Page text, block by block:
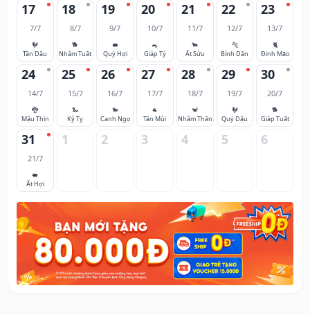
17
7/7
🐓
Tân Dậu
18
8/7
🐕
Nhâm Tuất
19
9/7
🐖
Quý Hợi
20
10/7
🐀
Giáp Tý
21
11/7
🐂
Ất Sửu
22
12/7
🐅
Bính Dần
23
13/7
🐈
Đinh Mão
24
14/7
🐉
Mậu Thìn
25
15/7
🐍
Kỷ Tỵ
26
16/7
🐎
Canh Ngọ
27
17/7
🐐
Tân Mùi
28
18/7
🐒
Nhâm Thân
29
19/7
🐓
Quý Dậu
30
20/7
🐕
Giáp Tuất
31
21/7
🐖
Ất Hợi
1 2 3 4 5 6